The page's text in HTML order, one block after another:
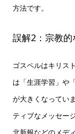
方法です。
誤解2：宗教
ゴスペルはキリス
は「生涯学習」や
が大きくなってい
ティブなメッセー
北新報などのメデ